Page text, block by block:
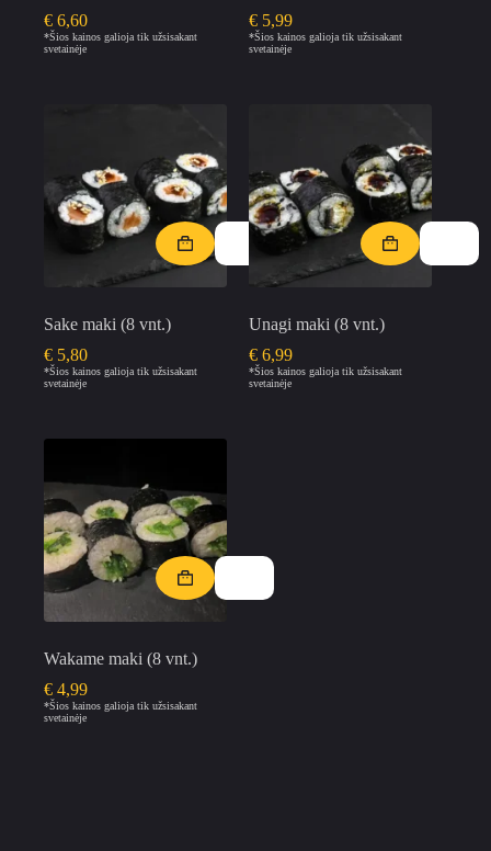
€ 6,60
*Šios kainos galioja tik užsisakant
svetainėje
€ 5,99
*Šios kainos galioja tik užsisakant
svetainėje
Sake maki (8 vnt.)
€ 5,80
*Šios kainos galioja tik užsisakant
svetainėje
Unagi maki (8 vnt.)
€ 6,99
*Šios kainos galioja tik užsisakant
svetainėje
Wakame maki (8 vnt.)
€ 4,99
*Šios kainos galioja tik užsisakant
svetainėje